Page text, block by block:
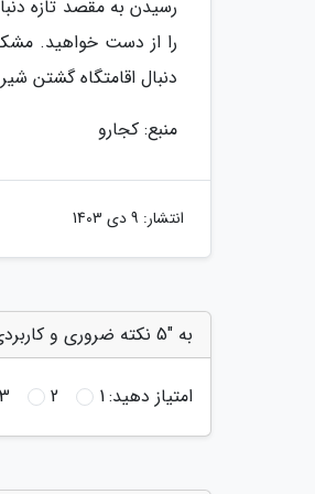
رسیدن به مقصد تازه
را از دست خواهید.
دنبال اقامتگاه گشتن
منبع: کجارو
انتشار: 9 دی 1403
به "5 نکته ضروری و کاربردی برای سفر جاده ای" امتیاز دهید
امتیاز دهید:1
2
3